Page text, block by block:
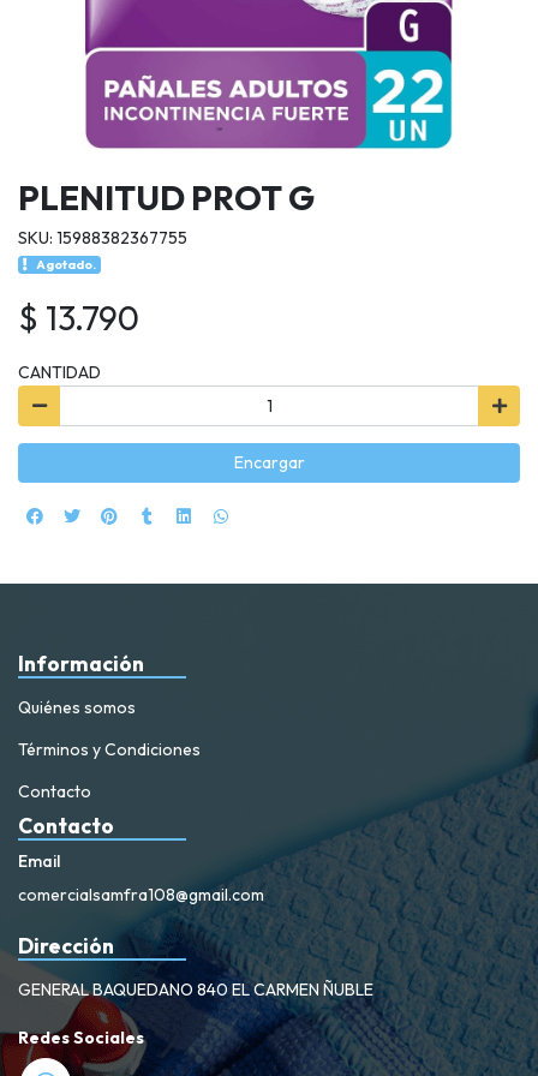
PLENITUD PROT G
SKU: 15988382367755
Agotado.
$ 13.790
CANTIDAD
Encargar
Información
Quiénes somos
Términos y Condiciones
Contacto
Contacto
Email
comercialsamfra108@gmail.com
Dirección
GENERAL BAQUEDANO 840 EL CARMEN ÑUBLE
Redes Sociales